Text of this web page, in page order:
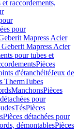
raccordements,
pour
Mapress Acier
Geberit Mapress Acier
pour tubes et
Pièces
d'étanchéitéJeux de
ThermTubes
ManchonsPièces
pour
TésPièces
Pièces détachées pour
démontablesPièces